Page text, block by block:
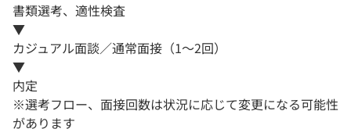
書類選考、適性検査
▼
カジュアル面談／通常面接（1～2回）
▼
内定
※選考フロー、面接回数は状況に応じて変更になる可能性
があります